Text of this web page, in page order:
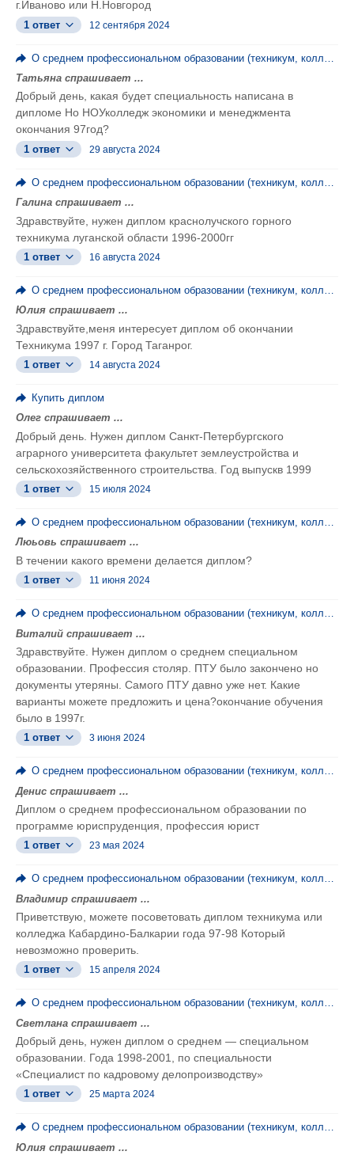
г.Иваново или Н.Новгород
1 ответ 12 сентября 2024
Татьяна спрашивает ...
Добрый день, какая будет специальность написана в
дипломе Но НОУколледж экономики и менеджмента
окончания 97год?
1 ответ 29 августа 2024
Галина спрашивает ...
Здравствуйте, нужен диплом краснолучского горного
техникума луганской области 1996-2000гг
1 ответ 16 августа 2024
Юлия спрашивает ...
Здравствуйте,меня интересует диплом об окончании
Техникума 1997 г. Город Таганрог.
1 ответ 14 августа 2024
Купить диплом
Олег спрашивает ...
Добрый день. Нужен диплом Санкт-Петербургского
аграрного университета факультет землеустройства и
сельскохозяйственного строительства. Год выпускв 1999
1 ответ 15 июля 2024
Люьовь спрашивает ...
В течении какого времени делается диплом?
1 ответ 11 июня 2024
О среднем профессиональном образовании (техникум, колледж, ПТУ)
Виталий спрашивает ...
Здравствуйте. Нужен диплом о среднем специальном
образовании. Профессия столяр. ПТУ было закончено но
документы утеряны. Самого ПТУ давно уже нет. Какие
варианты можете предложить и цена?окончание обучения
было в 1997г.
1 ответ 3 июня 2024
О среднем профессиональном образовании (техникум, колледж, ПТУ)
Денис спрашивает ...
Диплом о среднем профессиональном образовании по
программе юриспруденция, профессия юрист
1 ответ 23 мая 2024
О среднем профессиональном образовании (техникум, колледж, ПТУ)
Владимир спрашивает ...
Приветствую, можете посоветовать диплом техникума или
колледжа Кабардино-Балкарии года 97-98 Который
невозможно проверить.
1 ответ 15 апреля 2024
О среднем профессиональном образовании (техникум, колледж, ПТУ)
Светлана спрашивает ...
Добрый день, нужен диплом о среднем — специальном
образовании. Года 1998-2001, по специальности
«Специалист по кадровому делопроизводству»
1 ответ 25 марта 2024
О среднем профессиональном образовании (техникум, колледж, ПТУ)
Юлия спрашивает ...